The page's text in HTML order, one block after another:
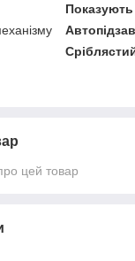
Показують
цей товар